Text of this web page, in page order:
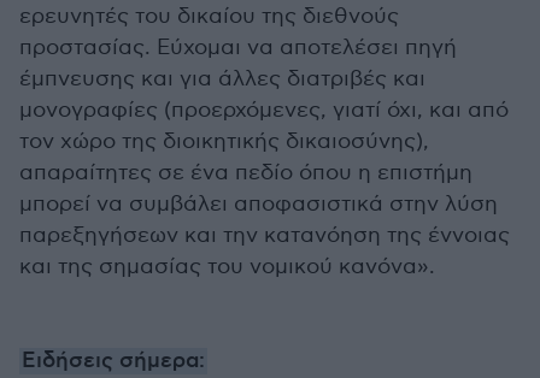
ερευνητές του δικαίου της διεθνούς
προστασίας. Εύχομαι να αποτελέσει πηγή
έμπνευσης και για άλλες διατριβές και
μονογραφίες (προερχόμενες, γιατί όχι, και από
τον χώρο της διοικητικής δικαιοσύνης),
απαραίτητες σε ένα πεδίο όπου η επιστήμη
μπορεί να συμβάλει αποφασιστικά στην λύση
παρεξηγήσεων και την κατανόηση της έννοιας
και της σημασίας του νομικού κανόνα».
Ειδήσεις σήμερα: